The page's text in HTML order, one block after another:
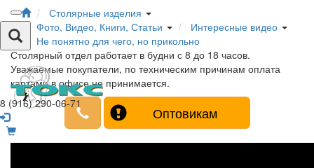
8 (916) 290-06-71
Столярные изделия
Фото, Видео, Книги, Статьи
Интересные видео
Не понятно для чего, но прикольно
Столярный отдел работает в будни с 8 до 18 часов.
Уважаемые покупатели, по техническим причинам оплата
картами в офисе не принимается.
Оптовикам